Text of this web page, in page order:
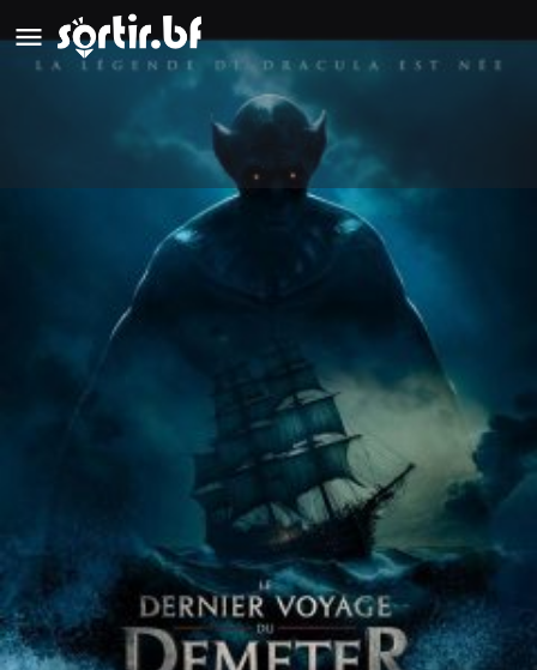
LE DERNIER VOYAGE DU
DEMETER
Epouvante-Horeur
Ajouter aux favoris
Un chapitre glaçant du classique de la littérature fantastique
Dracula de Bram Stoker, LE DERNIER VOYAGE DU
DEMETER relate le destin tragique d’un navire marchand, le
Demeter, affrété pour transporter une cargaison privée,
composée de 50 caisses en bois, des Carpates à Londres.